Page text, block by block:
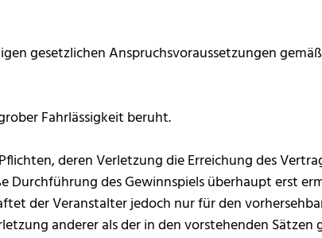
gesetzlichen Anspruchsvoraussetzungen
Fahrlässigkeit beruht.
deren Verletzung die Erreichung des
des Gewinnspiels überhaupt erst
der Veranstalter jedoch nur für den
anderer als der in den vorstehenden Sätzen